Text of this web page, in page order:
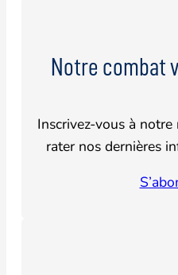
Notre combat
Inscrivez-vous à
rater nos dernières